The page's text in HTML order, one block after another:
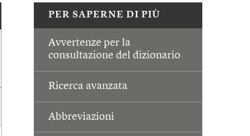
PER SAPERNE DI PIÙ
Avvertenze per la
consultazione del dizionario
Ricerca avanzata
Abbreviazioni